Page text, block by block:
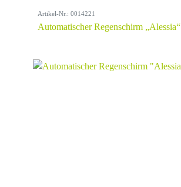
Farbe
Artikel-Nr.: 0014221
Automatischer Regenschirm „Alessia“